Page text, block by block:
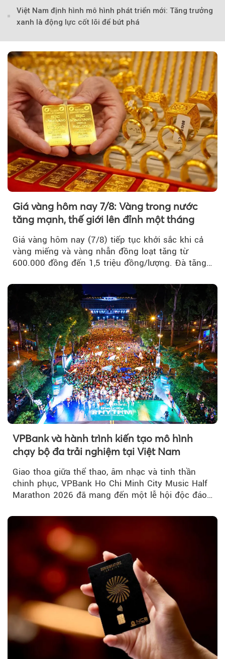
Theo
Việt Nam định hình mô hình phát triển mới: Tăng trưởng
xanh là động lực cốt lõi để bứt phá
Giá vàng hôm nay 7/8: Vàng trong nước
tăng mạnh, thế giới lên đỉnh một tháng
Giá vàng hôm nay (7/8) tiếp tục khởi sắc khi cả
vàng miếng và vàng nhẫn đồng loạt tăng từ
600.000 đồng đến 1,5 triệu đồng/lượng. Đà tăng
vàng thế giới bứt phá lên mức cao nhất trong
một tháng.
VPBank và hành trình kiến tạo mô hình
chạy bộ đa trải nghiệm tại Việt Nam
Giao thoa giữa thể thao, âm nhạc và tinh thần
chinh phục, VPBank Ho Chi Minh City Music Half
Marathon 2026 đã mang đến một lễ hội độc đáo